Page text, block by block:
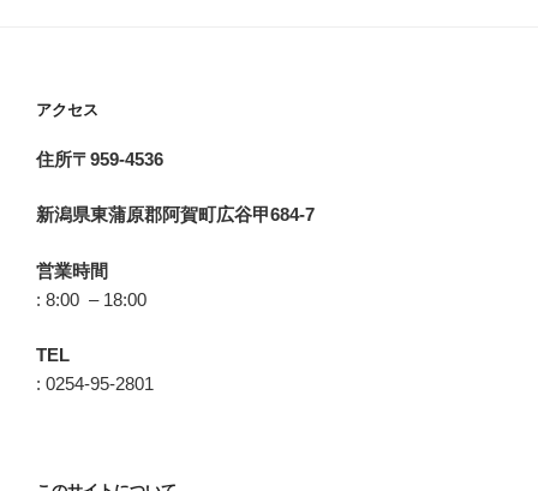
アクセス
住所〒959-4536
新潟県東蒲原郡阿賀町広谷甲684-7
営業時間
: 8:00 – 18:00
TEL
: 0254-95-2801